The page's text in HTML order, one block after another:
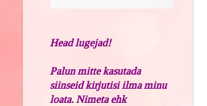
Head lugejad!
Palun mitte kasutada
siinseid kirjutisi ilma minu
loata. Nimeta ehk